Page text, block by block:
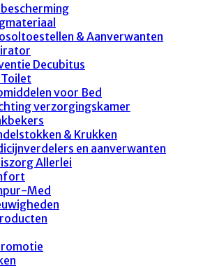
& Aanverwanten
Decubitus
voor Bed
verzorgingskamer
& Krukken
en aanverwanten
Allerlei
Med